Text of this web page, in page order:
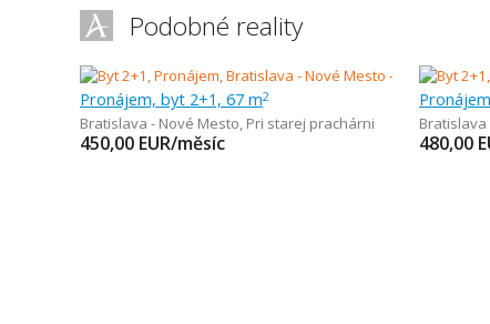
Podobné reality
Pronájem, byt 2+1, 67 m2
Bratislava - Nové Mesto, Pri starej prachárni
450,00 EUR/měsíc
Bratislava
480,00